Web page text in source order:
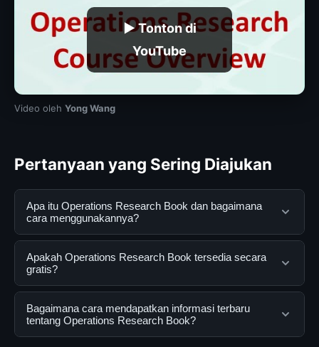
▶ Tonton di
YouTube
Video oleh Yong Wang
Pertanyaan yang Sering Diajukan
Apa itu Operations Research Book dan bagaimana
cara menggunakannya?
Operations Research Book adalah layanan digital yang
dirancang untuk membantu pengguna mendapatkan
informasi lengkap dan terpercaya. Anda dapat
menggunakannya dengan mengunjungi situs resmi dan
mengikuti panduan yang tersedia.
Apakah Operations Research Book tersedia secara
gratis?
Ya, Operations Research Book dapat diakses secara
gratis oleh semua pengguna. Tidak ada biaya
tersembunyi atau langganan yang diperlukan untuk
Bagaimana cara mendapatkan informasi terbaru
tentang Operations Research Book?